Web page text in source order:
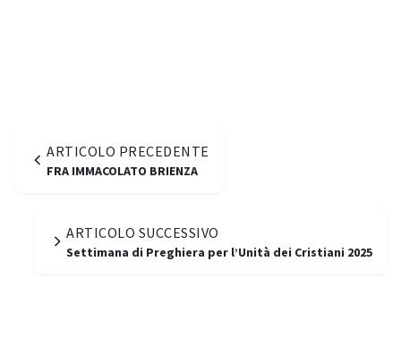
ARTICOLO PRECEDENTE
FRA IMMACOLATO BRIENZA
ARTICOLO SUCCESSIVO
Settimana di Preghiera per l’Unità dei Cristiani 2025